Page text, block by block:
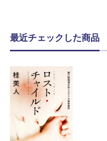
最近チェックした商品